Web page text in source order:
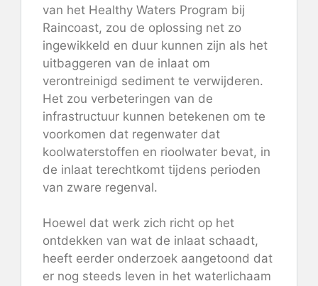
van het Healthy Waters Program bij
Raincoast, zou de oplossing net zo
ingewikkeld en duur kunnen zijn als het
uitbaggeren van de inlaat om
verontreinigd sediment te verwijderen.
Het zou verbeteringen van de
infrastructuur kunnen betekenen om te
voorkomen dat regenwater dat
koolwaterstoffen en rioolwater bevat, in
de inlaat terechtkomt tijdens perioden
van zware regenval.
Hoewel dat werk zich richt op het
ontdekken van wat de inlaat schaadt,
heeft eerder onderzoek aangetoond dat
er nog steeds leven in het waterlichaam